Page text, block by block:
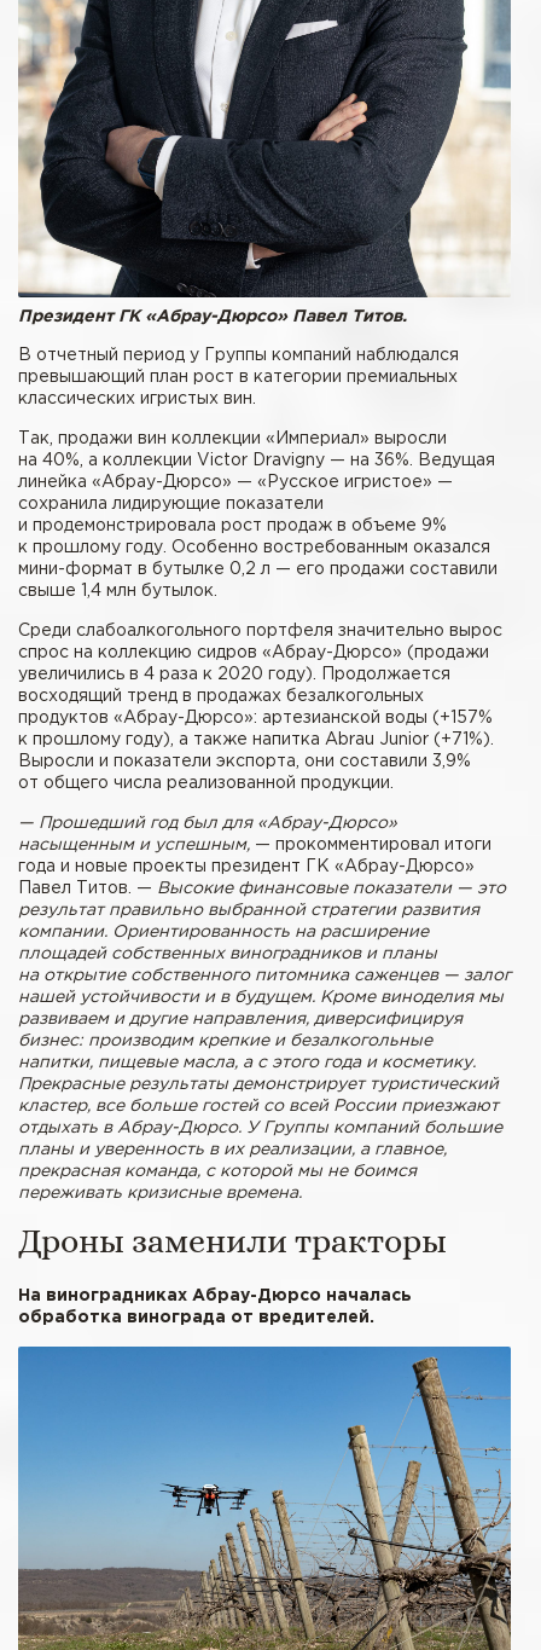
Президент ГК «Абрау-Дюрсо» Павел Титов.
В отчетный период у Группы компаний наблюдался
превышающий план рост в категории премиальных
классических игристых вин.
Так, продажи вин коллекции «Империал» выросли
на 40%, а коллекции Victor Dravigny — на 36%. Ведущая
линейка «Абрау-Дюрсо» — «Русское игристое» —
сохранила лидирующие показатели
и продемонстрировала рост продаж в объеме 9%
к прошлому году. Особенно востребованным оказался
мини-формат в бутылке 0,2 л — его продажи составили
свыше 1,4 млн бутылок.
Среди слабоалкогольного портфеля значительно вырос
спрос на коллекцию сидров «Абрау-Дюрсо» (продажи
увеличились в 4 раза к 2020 году). Продолжается
восходящий тренд в продажах безалкогольных
продуктов «Абрау-Дюрсо»: артезианской воды (+157%
к прошлому году), а также напитка Abrau Junior (+71%).
Выросли и показатели экспорта, они составили 3,9%
от общего числа реализованной продукции.
— Прошедший год был для «Абрау-Дюрсо»
насыщенным и успешным, — прокомментировал итоги
года и новые проекты президент ГК «Абрау-Дюрсо»
Павел Титов. — Высокие финансовые показатели — это
результат правильно выбранной стратегии развития
компании. Ориентированность на расширение
площадей собственных виноградников и планы
на открытие собственного питомника саженцев — залог
нашей устойчивости и в будущем. Кроме виноделия мы
развиваем и другие направления, диверсифицируя
бизнес: производим крепкие и безалкогольные
напитки, пищевые масла, а с этого года и косметику.
Прекрасные результаты демонстрирует туристический
кластер, все больше гостей со всей России приезжают
отдыхать в Абрау-Дюрсо. У Группы компаний большие
планы и уверенность в их реализации, а главное,
прекрасная команда, с которой мы не боимся
переживать кризисные времена.
Дроны заменили тракторы
На виноградниках Абрау-Дюрсо началась
обработка винограда от вредителей.